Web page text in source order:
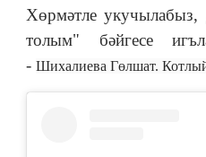
Хөрмәтле
толым" бәйгесе
- Шихалиева Гөлшат.